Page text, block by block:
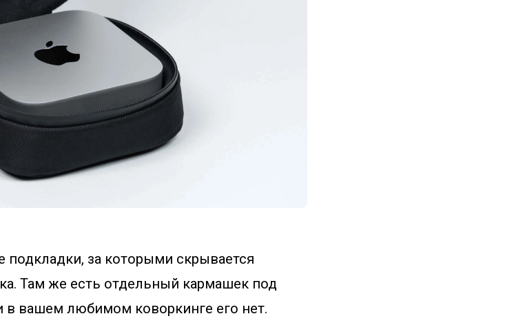
подкладки, за которыми скрывается
Там же есть отдельный кармашек под
в вашем любимом коворкинге его нет.